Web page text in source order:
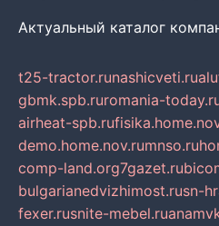
Актуальный каталог
t25-tractor.runashicveti.ru
gbmk.spb.ruromania-
airheat-spb.ru
demo.home.nov.rumnso.ru
comp-land.org7gazet.ru
bulgarianedvizhimost.rusn-
fexer.rusnite-mebel.ru